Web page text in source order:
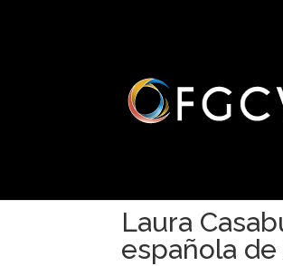
Laura
española de